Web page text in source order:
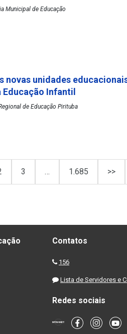
Municipal de Educação
novas unidades
Educação Infantil
de Educação Pirituba
3 … 1.685 >>
Contatos
156
Lista de Servidores e
Redes sociais